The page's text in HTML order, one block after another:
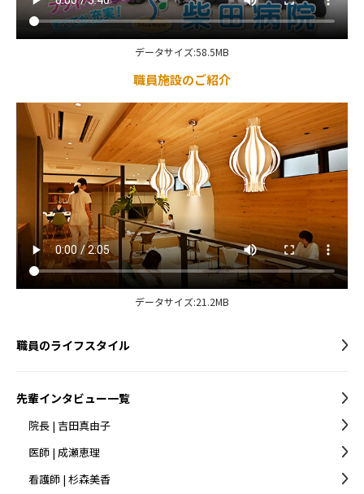
データサイズ:58.5MB
職員施設のご紹介
データサイズ:21.2MB
職員のライフスタイル
先輩インタビュー一覧
院長 | 吉田真由子
医師 | 成瀬恵理
看護師 | 杉森美香